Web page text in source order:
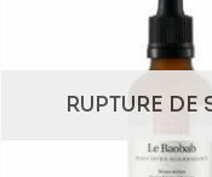
RUPTURE DE